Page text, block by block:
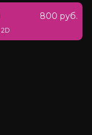
800 руб.
2D